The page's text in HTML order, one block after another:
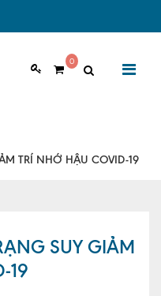
0
chung
bác sĩ
TRÍ NHỚ HẬU COVID-19
SUY GIẢM
19